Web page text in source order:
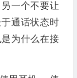
一个不要让
通话状态时
为什么在接